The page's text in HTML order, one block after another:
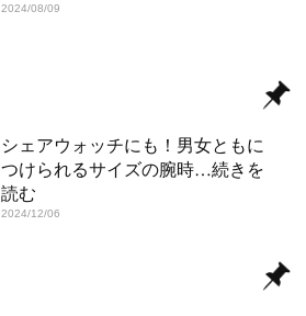
2024/08/09
シェアウォッチにも！男女ともに
つけられるサイズの腕時…続きを
読む
2024/12/06